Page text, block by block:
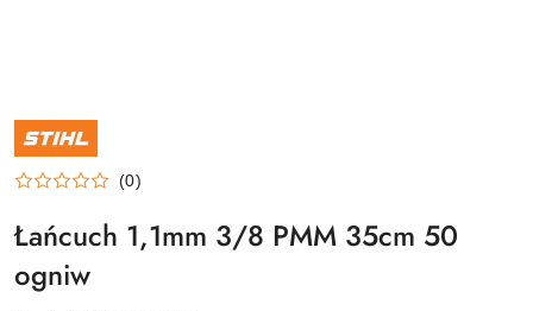
NAZWA
PRODUCENTA:
STIHL
(0)
Łańcuch 1,1mm 3/8 PMM 35cm 50
ogniw